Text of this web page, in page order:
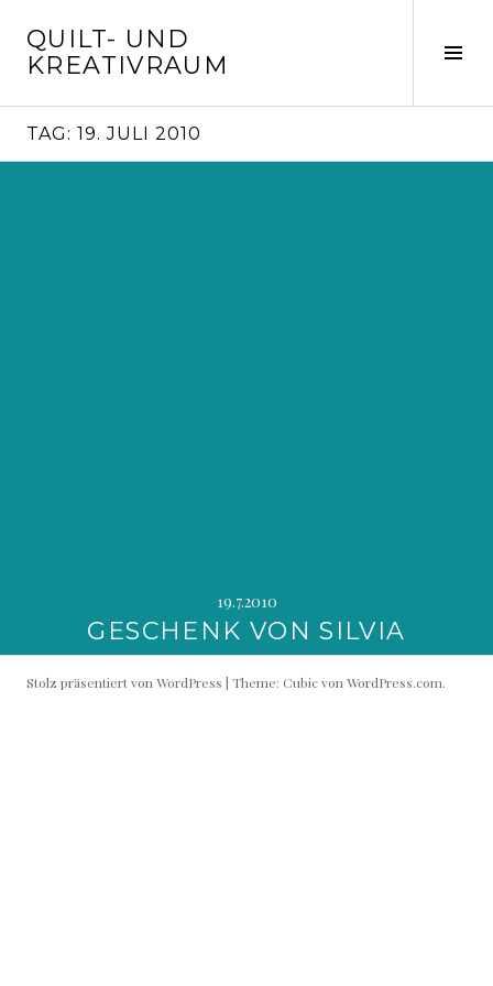
zum
Inhalt
QUILT- UND
KREATIVRAUM
TAG: 19. JULI 2010
19.7.2010
GESCHENK VON SILVIA
Stolz präsentiert von WordPress | Theme: Cubic von WordPress.com.